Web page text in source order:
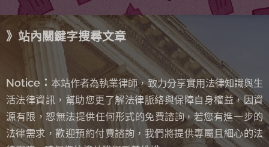
》站內關鍵字搜尋文章
Notice： 本站作者為執業律師，致力分享實用法律知識與生
活法律資訊，幫助您更了解法律脈絡與保障自身權益，因資
源有限，恕無法提供任何形式的免費諮詢， 若您有進一步的
法律需求，歡迎預約付費諮詢，我們將提供專屬且細心的法